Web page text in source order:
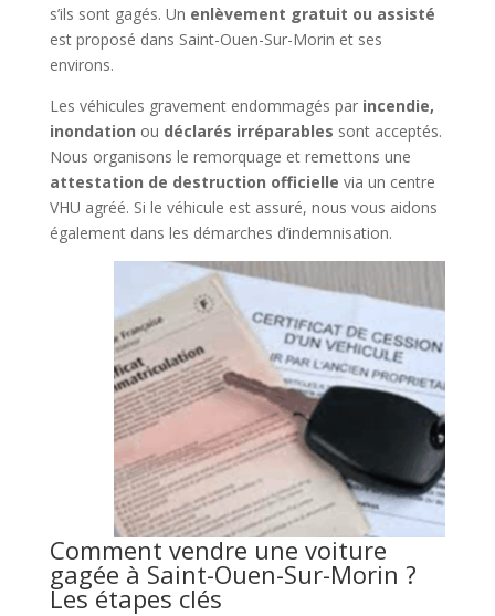
s’ils sont gagés. Un enlèvement gratuit ou assisté
est proposé dans Saint-Ouen-Sur-Morin et ses
environs.
Les véhicules gravement endommagés par incendie,
inondation ou déclarés irréparables sont acceptés.
Nous organisons le remorquage et remettons une
attestation de destruction officielle via un centre
VHU agréé. Si le véhicule est assuré, nous vous aidons
également dans les démarches d’indemnisation.
Comment vendre une voiture
gagée à Saint-Ouen-Sur-Morin ?
Les étapes clés